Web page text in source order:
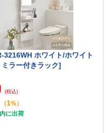
3216WH ホワイト/ホワイト
ラー付きラック]
(税込)
（1%）
に出荷